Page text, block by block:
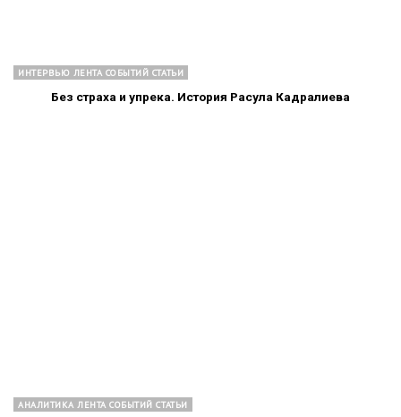
ИНТЕРВЬЮ ЛЕНТА СОБЫТИЙ СТАТЬИ
Без страха и упрека. История Расула Кадралиева
АНАЛИТИКА ЛЕНТА СОБЫТИЙ СТАТЬИ